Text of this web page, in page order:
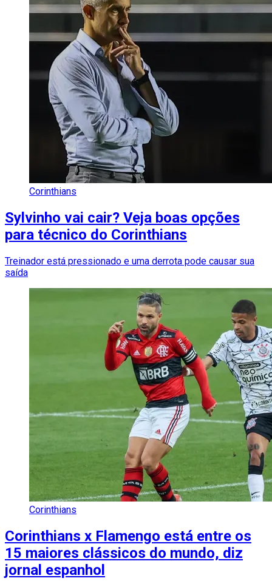
Corinthians
Sylvinho vai cair? Veja boas opções
para técnico do Corinthians
Treinador está pressionado e uma derrota pode causar sua
saída
Corinthians
Corinthians x Flamengo está entre os
15 maiores clássicos do mundo, diz
jornal espanhol